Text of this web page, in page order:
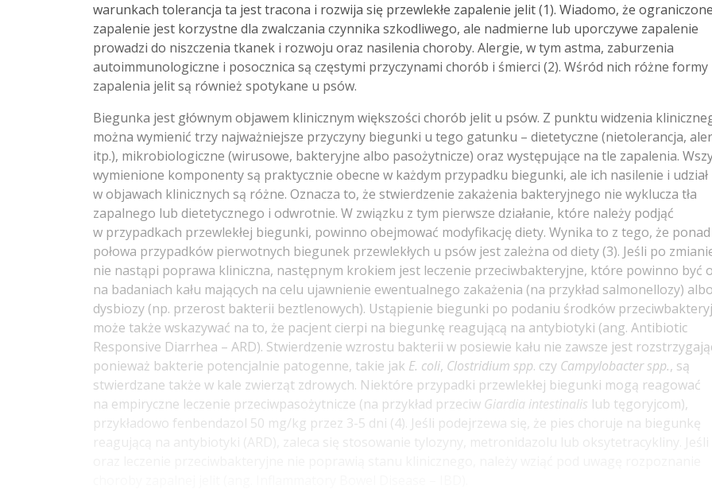
warunkach tolerancja ta jest tracona i rozwija się przewlekłe zapalenie jelit (1). Wiadomo, że
zapalenie jest korzystne dla zwalczania czynnika szkodliwego, ale nadmierne lub uporczywe zapalenie
prowadzi do niszczenia tkanek i rozwoju oraz nasilenia choroby. Alergie, w tym astma, zaburzenia
autoimmunologiczne i posocznica są częstymi przyczynami chorób i śmierci (2). Wśród nich różne formy
zapalenia jelit są również spotykane u psów.
Biegunka jest głównym objawem klinicznym większości chorób jelit u psów. Z punktu widzenia
można wymienić trzy najważniejsze przyczyny biegunki u tego gatunku – dietetyczne (nietolerancja,
itp.), mikrobiologiczne (wirusowe, bakteryjne albo pasożytnicze) oraz występujące na tle zapalenia.
wymienione komponenty są praktycznie obecne w każdym przypadku biegunki, ale ich nasilenie i udział
w objawach klinicznych są różne. Oznacza to, że stwierdzenie zakażenia bakteryjnego nie wyklucza tła
zapalnego lub dietetycznego i odwrotnie. W związku z tym pierwsze działanie, które należy podjąć
w przypadkach przewlekłej biegunki, powinno obejmować modyfikację diety. Wynika to z tego, że ponad
połowa przypadków pierwotnych biegunek przewlekłych u psów jest zależna od diety (3). Jeśli po
nie nastąpi poprawa kliniczna, następnym krokiem jest leczenie przeciwbakteryjne, które powinno być
na badaniach kału mających na celu ujawnienie ewentualnego zakażenia (na przykład salmonellozy)
dysbiozy (np. przerost bakterii beztlenowych). Ustąpienie biegunki po podaniu środków
może także wskazywać na to, że pacjent cierpi na biegunkę reagującą na antybiotyki (ang. Antibiotic
Responsive Diarrhea – ARD). Stwierdzenie wzrostu bakterii w posiewie kału nie zawsze jest
ponieważ bakterie potencjalnie patogenne, takie jak E. coli, Clostridium spp. czy Campylobacter spp., są
stwierdzane także w kale zwierząt zdrowych. Niektóre przypadki przewlekłej biegunki mogą reagować
na empiryczne leczenie przeciwpasożytnicze (na przykład przeciw Giardia intestinalis lub tęgoryjcom),
przykładowo fenbendazol 50 mg/kg przez 3-5 dni (4). Jeśli podejrzewa się, że pies choruje na biegunkę
reagującą na antybiotyki (ARD), zaleca się stosowanie tylozyny, metronidazolu lub oksytetracykliny.